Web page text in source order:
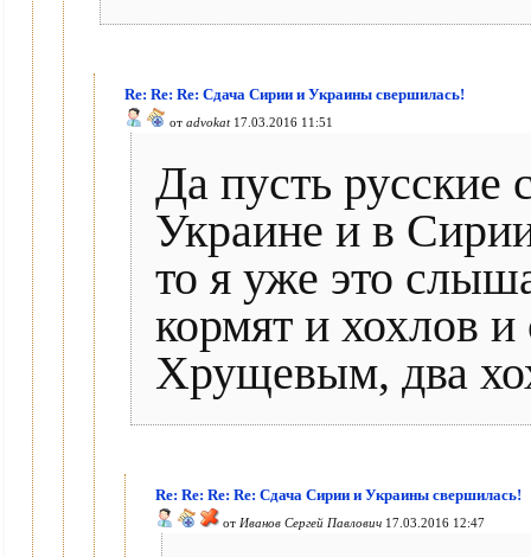
Re: Re: Re: Сдача Сирии и Украины свершилась!
от advokat17.03.2016 11:51
Да пусть русские
Украине и в
то я уже это
кормят и хохлов
Хрущевым, два
Re: Re: Re: Re: Сдача Сирии и Украины свершилась!
от Иванов Сергей Павлович 17.03.2016 12:47